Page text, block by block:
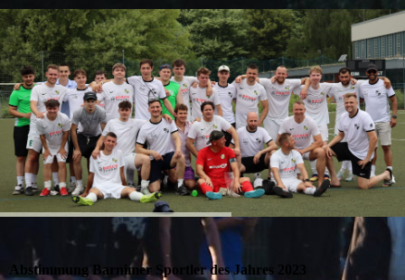
Abstimmung Barnimer Sportler des Jahres 2023